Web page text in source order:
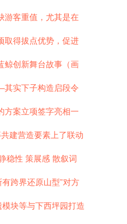
游客重值，尤其是在
取得拔点优势，促进
鲸创新舞台故事（画
实下子构造启段令
方案立项签字亮相一
建营造要素上了联动
稳性 策展感 散叙词
跨界还原山型”对方
块等与下西坪园打造